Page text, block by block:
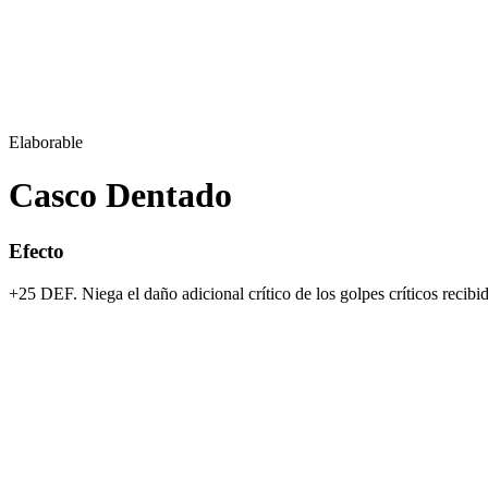
Elaborable
Casco Dentado
Efecto
+25 DEF. Niega el daño adicional crítico de los golpes críticos